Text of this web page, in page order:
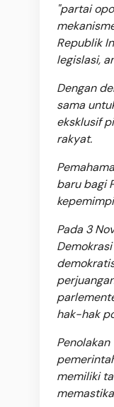
"partai
Republik
legislasi,
Dengan
sama
eksklusif
rakyat.
baru bagi
Pada 3
hak-hak
memiliki